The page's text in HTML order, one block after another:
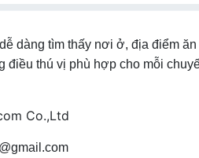
sạn tại Xã Dương Minh Châu ,
Khách sạn tại Xã Tân Hòa,Khách
sạn
dàng tìm thấy nơi ở, địa điểm ăn
điều thú vị phù hợp cho mỗi
Co.,Ltd